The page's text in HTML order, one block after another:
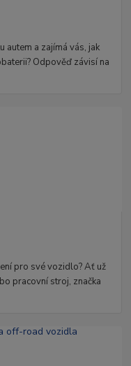
autem a zajímá vás, jak
Odpověď závisí na
pro své vozidlo? Ať už
pracovní stroj, značka